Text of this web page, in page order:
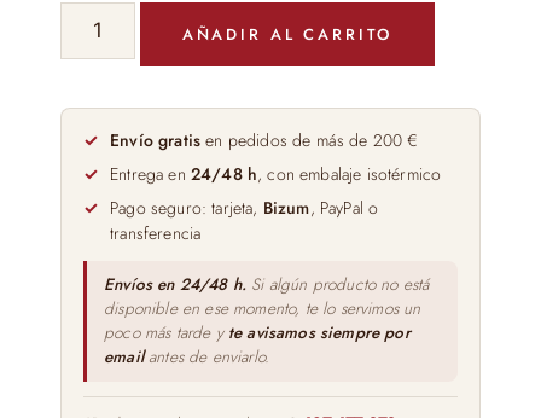
Vino
Tinto
Tentenecio
Seleccion
Especial
75cl
cantidad
AÑADIR AL CARRITO
Envío gratis en pedidos de más de 200 €
Entrega en 24/48 h, con embalaje isotérmico
Pago seguro: tarjeta, Bizum, PayPal o
transferencia
Envíos en 24/48 h. Si algún producto no está
disponible en ese momento, te lo servimos un
poco más tarde y te avisamos siempre por
emailantes de enviarlo.